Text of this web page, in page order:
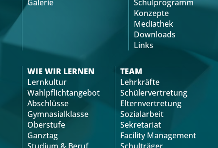
Galerie
Schulprogramm
Konzepte
Mediathek
Downloads
Links
WIE WIR LERNEN
Lernkultur
Wahlpflichtangebot
Abschlüsse
Gymnasialklasse
Oberstufe
Ganztag
TEAM
Lehrkräfte
Schülervertretung
Elternvertretung
Sozialarbeit
Sekretariat
Facility Management